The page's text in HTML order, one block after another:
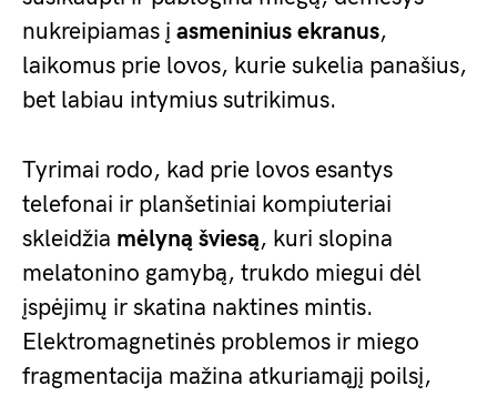
nukreipiamas į asmeninius ekranus,
laikomus prie lovos, kurie sukelia panašius,
bet labiau intymius sutrikimus.
Tyrimai rodo, kad prie lovos esantys
telefonai ir planšetiniai kompiuteriai
skleidžia mėlyną šviesą, kuri slopina
melatonino gamybą, trukdo miegui dėl
įspėjimų ir skatina naktines mintis.
Elektromagnetinės problemos ir miego
fragmentacija mažina atkuriamąjį poilsį,